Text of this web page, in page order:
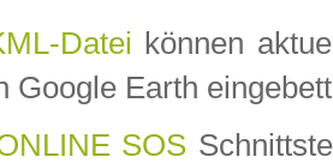
Datei können
Google Earth
SOS